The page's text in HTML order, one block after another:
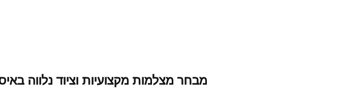
מבחר מצלמות מקצועיות וציוד נלווה